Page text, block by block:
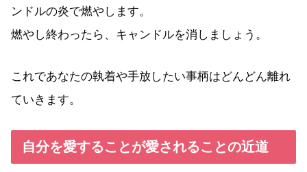
ンドルの炎で燃やします。
燃やし終わったら、キャンドルを消しましょう。
これであなたの執着や手放したい事柄はどんどん離れ
ていきます。
自分を愛することが愛されることの近道